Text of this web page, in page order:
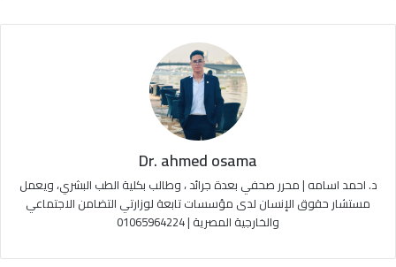
Dr. ahmed osama
د. احمد اسامه | محرر صحفي بعدة جرائد ، وطالب بكلية الطب البشري، ويعمل
مستشار حقوق الإنسان لدى مؤسسات تابعة لوزارتي التضامن الاجتماعي
والخارجية المصرية | 01065964224